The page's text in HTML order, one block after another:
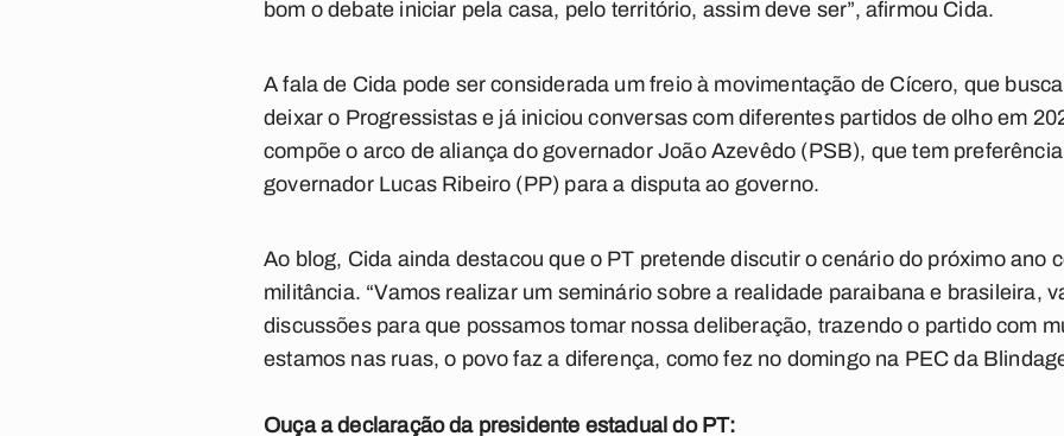
bom o debate iniciar pela casa, pelo território, assim deve ser”, afirmou Cida.
A fala de Cida pode ser considerada um freio à movimentação de Cícero, que
deixar o Progressistas e já iniciou conversas com diferentes partidos de olho em
compõe o arco de aliança do governador João Azevêdo (PSB), que tem
governador Lucas Ribeiro (PP) para a disputa ao governo.
Ao blog, Cida ainda destacou que o PT pretende discutir o cenário do próximo ano
militância. “Vamos realizar um seminário sobre a realidade paraibana e brasileira,
discussões para que possamos tomar nossa deliberação, trazendo o partido com
estamos nas ruas, o povo faz a diferença, como fez no domingo na PEC da
Ouça a declaração da presidente estadual do PT: